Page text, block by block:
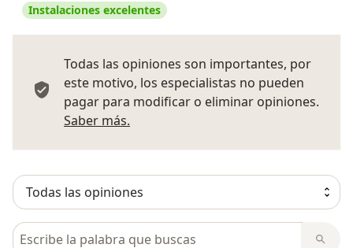
Instalaciones excelentes
Todas las opiniones son importantes, por
este motivo, los especialistas no pueden
pagar para modificar o eliminar opiniones.
Saber más.
Busca en opiniones